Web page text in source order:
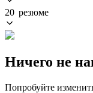
20 резюме
Ничего не
Попробуйте